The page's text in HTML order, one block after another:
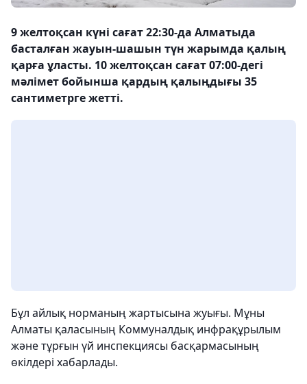
9 желтоқсан күні сағат 22:30-да Алматыда
басталған жауын-шашын түн жарымда қалың
қарға ұласты. 10 желтоқсан сағат 07:00-дегі
мәлімет бойынша қардың қалыңдығы 35
сантиметрге жетті.
Бұл айлық норманың жартысына жуығы. Мұны
Алматы қаласының Коммуналдық инфрақұрылым
және тұрғын үй инспекциясы басқармасының
өкілдері хабарлады.